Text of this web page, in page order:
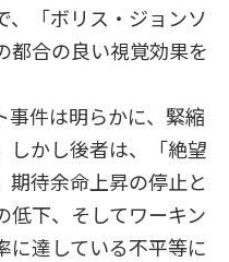
、「ボリス・ジョンソ
都合の良い視覚効果を
件は明らかに、緊縮
しかし後者は、「絶望
期待余命上昇の停止と
低下、そしてワーキン
に達している不平等に